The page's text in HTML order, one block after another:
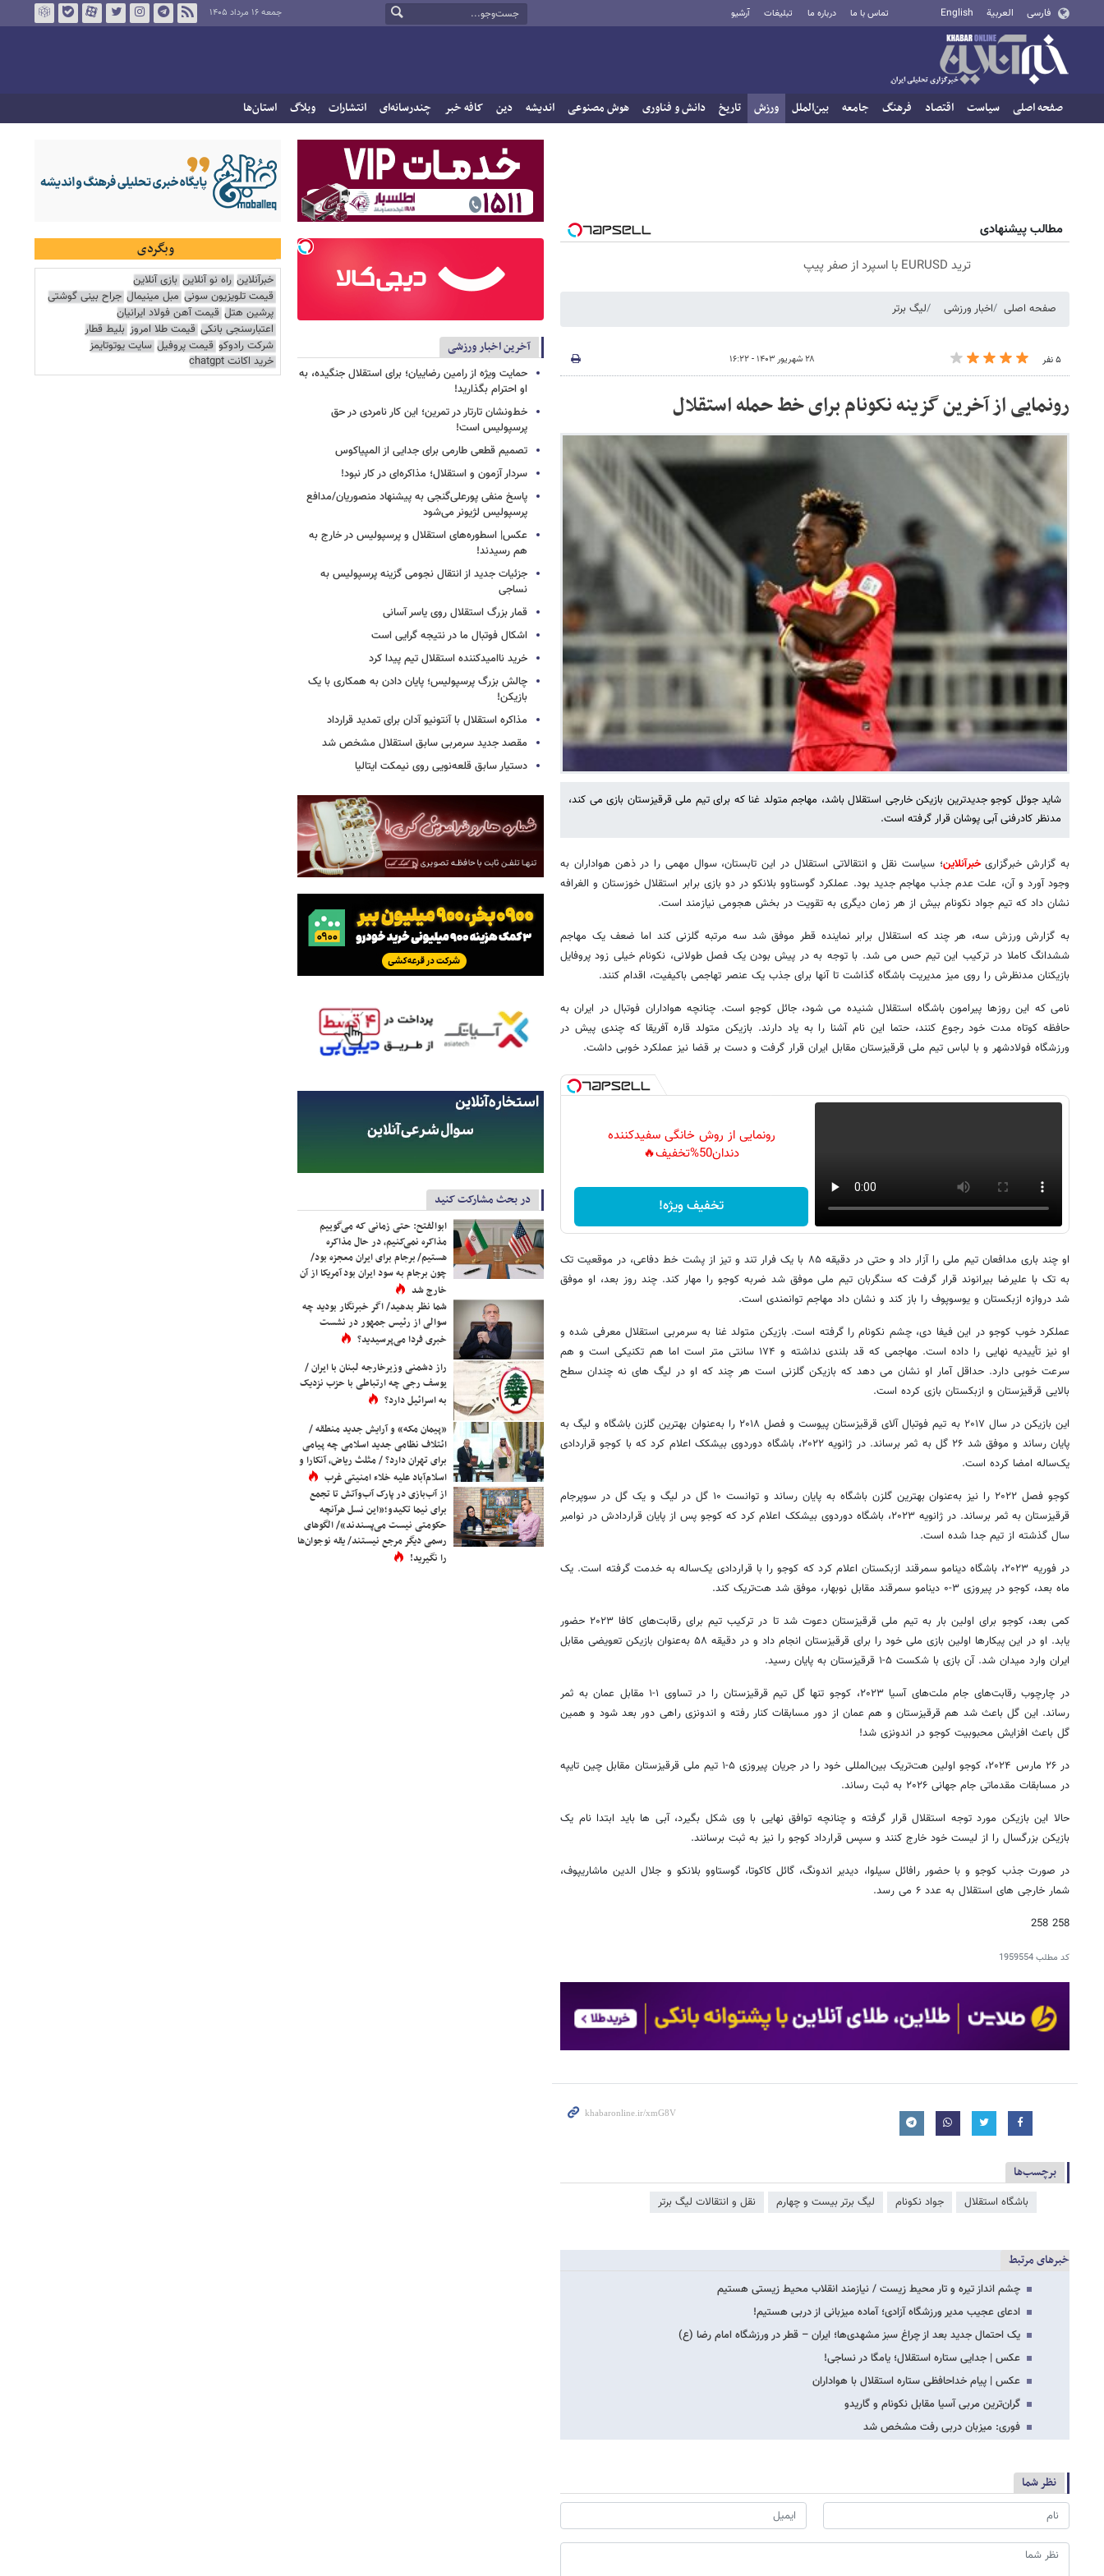
فارسی العربية English تماس با ما درباره ما تبلیغات آرشیو جمعه ۱۶ مرداد ۱۴۰۵
صفحه اصلی سیاست اقتصاد فرهنگ جامعه بین‌الملل ورزش تاریخ دانش و فناوری هوش مصنوعی اندیشه دین کافه خبر چندرسانه‌ای انتشارات وبلاگ استان‌ها
مطالب پیشنهادی
ترید EURUSD با اسپرد از صفر پیپ
صفحه اصلی اخبار ورزشی لیگ برتر
۵ نفر ۲۸ شهریور ۱۴۰۳ - ۱۶:۲۲
رونمایی از آخرین گزینه نکونام برای خط حمله استقلال
شاید جوئل کوجو جدیدترین بازیکن خارجی استقلال باشد، مهاجم متولد غنا که برای تیم ملی قرقیزستان بازی می کند،
مدنظر کادرفنی آبی پوشان قرار گرفته است.
به گزارش خبرگزاریخبرآنلاین؛ سیاست نقل و انتقالاتی استقلال در این تابستان، سوال مهمی را در ذهن هواداران به
وجود آورد و آن، علت عدم جذب مهاجم جدید بود. عملکرد گوستاوو بلانکو در دو بازی برابر استقلال خوزستان و الغرافه
نشان داد که تیم جواد نکونام بیش از هر زمان دیگری به تقویت در بخش هجومی نیازمند است.
به گزارش ورزش سه، هر چند که استقلال برابر نماینده قطر موفق شد سه مرتبه گلزنی کند اما ضعف یک مهاجم
ششدانگ کاملا در ترکیب این تیم حس می شد. با توجه به در پیش بودن یک فصل طولانی، نکونام خیلی زود پروفایل
بازیکنان مدنظرش را روی میز مدیریت باشگاه گذاشت تا آنها برای جذب یک عنصر تهاجمی باکیفیت، اقدام کنند.
نامی که این روزها پیرامون باشگاه استقلال شنیده می شود، جائل کوجو است. چنانچه هواداران فوتبال در ایران به
حافظه کوتاه مدت خود رجوع کنند، حتما این نام آشنا را به یاد دارند. بازیکن متولد قاره آفریقا که چندی پیش در
ورزشگاه فولادشهر و با لباس تیم ملی قرقیزستان مقابل ایران قرار گرفت و دست بر قضا نیز عملکرد خوبی داشت.
رونمایی از روش خانگی سفیدکننده
دندان50%تخفیف🔥
تخفیف ویژه!
او چند باری مدافعان تیم ملی را آزار داد و حتی در دقیقه ۸۵ با یک فرار تند و تیز از پشت خط دفاعی، در موقعیت تک
به تک با علیرضا بیرانوند قرار گرفت که سنگربان تیم ملی موفق شد ضربه کوجو را مهار کند. چند روز بعد، او موفق
شد دروازه ازبکستان و یوسوپوف را باز کند و نشان داد مهاجم توانمندی است.
عملکرد خوب کوجو در این فیفا دی، چشم نکونام را گرفته است. بازیکن متولد غنا به سرمربی استقلال معرفی شده و
او نیز تأییدیه نهایی را داده است. مهاجمی که قد بلندی نداشته و ۱۷۴ سانتی متر است اما هم تکنیکی است و هم
سرعت خوبی دارد. حداقل آمار او نشان می دهد که بازیکن گلزنی است هر چند که او در لیگ های نه چندان سطح
بالایی قرقیزستان و ازبکستان بازی کرده است.
این بازیکن در سال ۲۰۱۷ به تیم فوتبال آلای قرقیزستان پیوست و فصل ۲۰۱۸ را به‌عنوان بهترین گلزن باشگاه و لیگ به
پایان رساند و موفق شد ۲۶ گل به ثمر برساند. در ژانویه ۲۰۲۲، باشگاه دوردوی بیشکک اعلام کرد که با کوجو قراردادی
یک‌ساله امضا کرده است.
کوجو فصل ۲۰۲۲ را نیز به‌عنوان بهترین گلزن باشگاه به پایان رساند و توانست ۱۰ گل در لیگ و یک گل در سوپرجام
قرقیزستان به ثمر برساند. در ژانویه ۲۰۲۳، باشگاه دوردوی بیشکک اعلام کرد که کوجو پس از پایان قراردادش در نوامبر
سال گذشته از تیم جدا شده است.
در فوریه ۲۰۲۳، باشگاه دینامو سمرقند ازبکستان اعلام کرد که کوجو را با قراردادی یک‌ساله به خدمت گرفته است. یک
ماه بعد، کوجو در پیروزی ۳-۰ دینامو سمرقند مقابل نوبهار، موفق شد هت‌تریک کند.
کمی بعد، کوجو برای اولین بار به تیم ملی قرقیزستان دعوت شد تا در ترکیب تیم برای رقابت‌های کافا ۲۰۲۳ حضور
یابد. او در این پیکارها اولین بازی ملی خود را برای قرقیزستان انجام داد و در دقیقه ۵۸ به‌عنوان بازیکن تعویضی مقابل
ایران وارد میدان شد. آن بازی با شکست ۵-۱ قرقیزستان به پایان رسید.
در چارچوب رقابت‌های جام ملت‌های آسیا ۲۰۲۳، کوجو تنها گل تیم قرقیزستان را در تساوی ۱-۱ مقابل عمان به ثمر
رساند. این گل باعث شد هم قرقیزستان و هم عمان از دور مسابقات کنار رفته و اندونزی راهی دور بعد شود و همین
گل باعث افزایش محبوبیت کوجو در اندونزی شد!
در ۲۶ مارس ۲۰۲۴، کوجو اولین هت‌تریک بین‌المللی خود را در جریان پیروزی ۵-۱ تیم ملی قرقیزستان مقابل چین تایپه
در مسابقات مقدماتی جام جهانی ۲۰۲۶ به ثبت رساند.
حالا این بازیکن مورد توجه استقلال قرار گرفته و چنانچه توافق نهایی با وی شکل بگیرد، آبی ها باید ابتدا نام یک
بازیکن بزرگسال را از لیست خود خارج کنند و سپس قرارداد کوجو را نیز به ثبت برسانند.
در صورت جذب کوجو و با حضور رافائل سیلوا، دیدیر اندونگ، گائل کاکوتا، گوستاوو بلانکو و جلال الدین ماشاریپوف،
شمار خارجی های استقلال به عدد ۶ می رسد.
258 258
کد مطلب1959554
برچسب‌ها
باشگاه استقلال جواد نکونام لیگ برتر بیست و چهارم نقل و انتقالات لیگ برتر
خبرهای مرتبط
چشم انداز تیره و تار محیط زیست / نیازمند انقلاب محیط زیستی هستیم
ادعای عجیب مدیر ورزشگاه آزادی؛ آماده میزبانی از دربی هستیم!
یک احتمال جدید بعد از چراغ سبز مشهدی‌ها؛ ایران – قطر در ورزشگاه امام رضا (ع)
عکس | جدایی ستاره استقلال؛ یامگا در نساجی!
عکس | پیام خداحافظی ستاره استقلال با هواداران
گران‌ترین مربی آسیا مقابل نکونام و گاریدو
فوری: میزبان دربی رفت مشخص شد
نظر شما
آخرین اخبار ورزشی
حمایت ویژه از رامین رضاییان؛ برای استقلال جنگیده، به
او احترام بگذارید!
خط‌ونشان تارتار در تمرین؛ این کار نامردی در حق
پرسپولیس است!
تصمیم قطعی طارمی برای جدایی از المپیاکوس
سردار آزمون و استقلال؛ مذاکره‌ای در کار نبود!
پاسخ منفی پورعلی‌گنجی به پیشنهاد منصوریان/مدافع
پرسپولیس لژیونر می‌شود
عکس| اسطوره‌های استقلال و پرسپولیس در خارج به
هم رسیدند!
جزئیات جدید از انتقال نجومی گزینه پرسپولیس به
نساجی
قمار بزرگ استقلال روی یاسر آسانی
اشکال فوتبال ما در نتیجه گرایی است
خرید ناامیدکننده استقلال تیم پیدا کرد
چالش بزرگ پرسپولیس؛ پایان دادن به همکاری با یک
بازیکن!
مذاکره استقلال با آنتونیو آدان برای تمدید قرارداد
مقصد جدید سرمربی سابق استقلال مشخص شد
دستیار سابق قلعه‌نویی روی نیمکت ایتالیا
در بحث مشارکت کنید
ابوالفتح: حتی زمانی که می‌گوییم
مذاکره نمی‌کنیم، در حال مذاکره
هستیم/ برجام برای ایران معجزه بود/
چون برجام به سود ایران بود آمریکا از آن
خارج شد
شما نظر بدهید/ اگر خبرنگار بودید چه
سوالی از رئیس جمهور در نشست
خبری فردا می‌پرسیدید؟
راز دشمنی وزیرخارجه لبنان با ایران /
یوسف رجی چه ارتباطی با حزب نزدیک
به اسرائیل دارد؟
«پیمان مکه» و آرایش جدید منطقه /
ائتلاف نظامی جدید اسلامی چه پیامی
برای تهران دارد؟ / مثلث ریاض، آنکارا و
اسلام‌آباد علیه خلاء امنیتی غرب
از آب‌بازی در پارک آب‌وآتش تا تجمع
برای نیما تکیدو؛«این نسل هرآنچه
حکومتی نیست می‌پسندند»/ الگوهای
رسمی دیگر مرجع نیستند/ یقه نوجوان‌ها
را نگیرید!
وبگردی
خبرآنلاین راه نو آنلاین بازی آنلاین
قیمت تلویزیون سونی مبل مینیمال جراح بینی گوشتی
پرشین هتل قیمت آهن فولاد ایرانیان
اعتبارسنجی بانکی قیمت طلا امروز بلیط قطار
شرکت رادوکو قیمت پروفیل سایت یوتوتایمز
خرید اکانت chatgpt